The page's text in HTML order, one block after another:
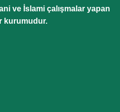
ve İslami çalışmalar yapan
kurumudur.